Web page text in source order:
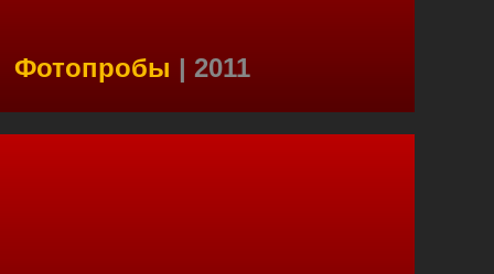
Фотопробы | 2011